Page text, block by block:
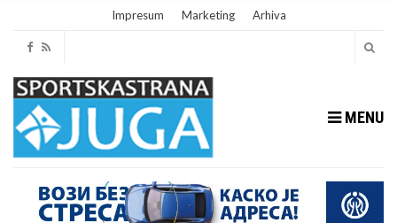
Impresum Marketing Arhiva
MENU